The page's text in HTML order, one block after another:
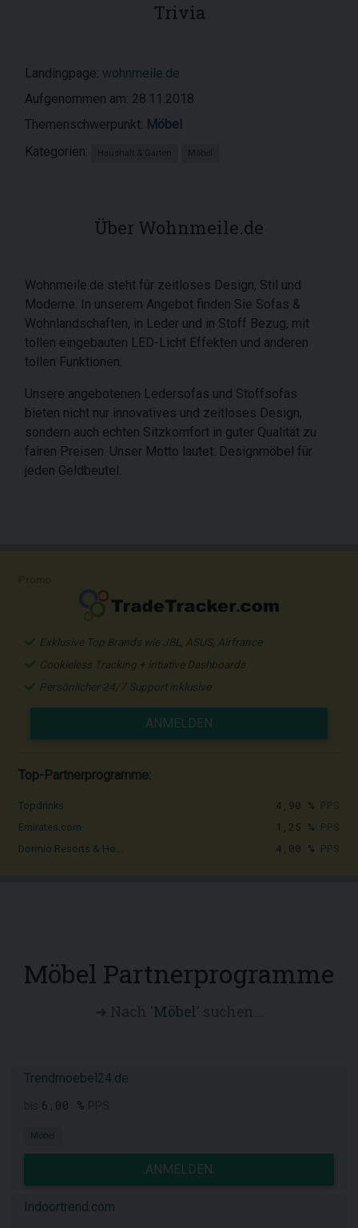
Trivia
Landingpage: wohnmeile.de
Aufgenommen am: 28.11.2018
Themenschwerpunkt: Möbel
Kategorien:
Haushalt & Garten Möbel
Über Wohnmeile.de
Wohnmeile.de steht für zeitloses Design, Stil und
Moderne. In unserem Angebot finden Sie Sofas &
Wohnlandschaften, in Leder und in Stoff Bezug, mit
tollen eingebauten LED-Licht Effekten und anderen
tollen Funktionen.
Unsere angebotenen Ledersofas und Stoffsofas
bieten nicht nur innovatives und zeitloses Design,
sondern auch echten Sitzkomfort in guter Qualität zu
fairen Preisen. Unser Motto lautet: Designmöbel für
jeden Geldbeutel.
Exklusive Top Brands wie JBL, ASUS, Airfrance
Cookieless Tracking + intuitive Dashboards
Persönlicher 24/7 Support inklusive
ANMELDEN
Top-Partnerprogramme:
Topdrinks 4,90 %
Emirates.com 1,25 %
Dormio Resorts & Ho... 4,00 %
Möbel Partnerprogramme
Möbel
Trendmoebel24.de
6,00 %
Möbel
ANMELDEN
Indoortrend.com